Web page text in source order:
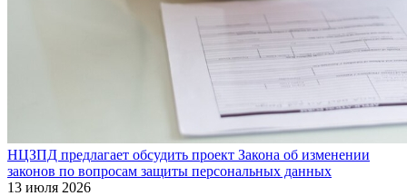
НЦЗПД предлагает обсудить проект Закона об изменении
законов по вопросам защиты персональных данных
13 июля 2026